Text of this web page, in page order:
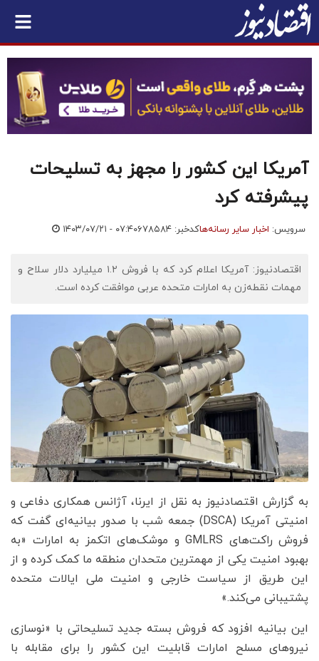
آمریکا این کشور را مجهز به تسلیحات
پیشرفته کرد
سرویس: اخبار سایر رسانه‌هاکدخبر: ۶۷۸۵۸۴ ۱۴۰۳/۰۷/۲۱ - ۰۷:۴۰
اقتصادنیوز: آمریکا اعلام کرد که با فروش ۱.۲ میلیارد دلار سلاح و
مهمات نقطه‌زن به امارات متحده عربی موافقت کرده است.
به گزارش اقتصادنیوز به نقل از ایرنا، آژانس همکاری دفاعی و
امنیتی آمریکا (DSCA) جمعه شب با صدور بیانیه‌ای گفت که
فروش راکت‌های GMLRS و موشک‌های اتکمز به امارات «به
بهبود امنیت یکی از مهمترین متحدان منطقه ما کمک کرده و از
این طریق از سیاست خارجی و امنیت ملی ایالات متحده
پشتیبانی می‌کند.»
این بیانیه افزود که فروش بسته جدید تسلیحاتی با «نوسازی
نیروهای مسلح امارات قابلیت این کشور را برای مقابله با